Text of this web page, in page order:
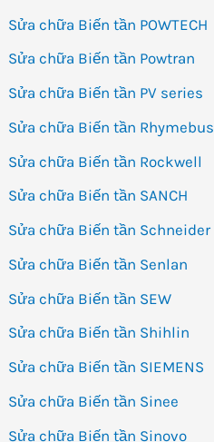
Sửa chữa Biến tần POWTECH
Sửa chữa Biến tần Powtran
Sửa chữa Biến tần PV series
Sửa chữa Biến tần Rhymebus
Sửa chữa Biến tần Rockwell
Sửa chữa Biến tần SANCH
Sửa chữa Biến tần Schneider
Sửa chữa Biến tần Senlan
Sửa chữa Biến tần SEW
Sửa chữa Biến tần Shihlin
Sửa chữa Biến tần SIEMENS
Sửa chữa Biến tần Sinee
Sửa chữa Biến tần Sinovo